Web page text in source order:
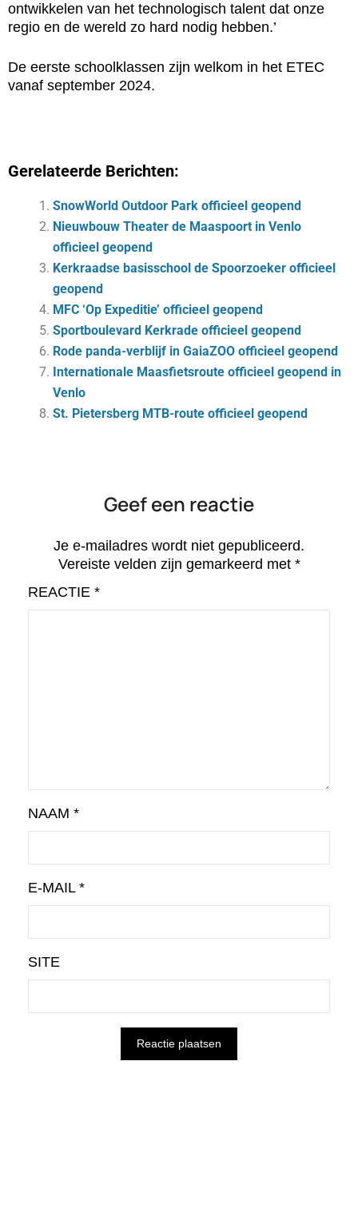
ontwikkelen van het technologisch talent dat onze
regio en de wereld zo hard nodig hebben.’
De eerste schoolklassen zijn welkom in het ETEC
vanaf september 2024.
Gerelateerde Berichten:
SnowWorld Outdoor Park officieel geopend
Nieuwbouw Theater de Maaspoort in Venlo
officieel geopend
Kerkraadse basisschool de Spoorzoeker officieel
geopend
MFC ‘Op Expeditie’ officieel geopend
Sportboulevard Kerkrade officieel geopend
Rode panda-verblijf in GaiaZOO officieel geopend
Internationale Maasfietsroute officieel geopend in
Venlo
St. Pietersberg MTB-route officieel geopend
Geef een reactie
Je e-mailadres wordt niet gepubliceerd.
Vereiste velden zijn gemarkeerd met *
REACTIE *
NAAM *
E-MAIL *
SITE